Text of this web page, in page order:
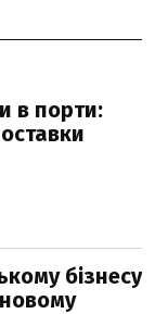
в порти:
бізнесу